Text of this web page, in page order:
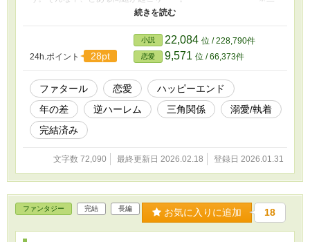
角関係（交際していない肉体関係含む） ※軽い戦闘描写（２―前
編のみ） 上記がありますので、苦手な方はご注意ください。 ラブ
＋コメディ＋少しのシリアスといった雰囲気です。 ※R18は３話後
24h.ポイント
28pt
小説 22,084 位 / 228,790件
恋愛 9,571 位 / 66,373件
ファタール 恋愛
ハッピーエンド
年の差
逆ハーレム 三角関係
溺愛/執着
完結済み
文字数 72,090 最終更新日 2026.02.18 登録日 2026.01.31
ファンタジー 完結 長編 お気に入りに追加 18